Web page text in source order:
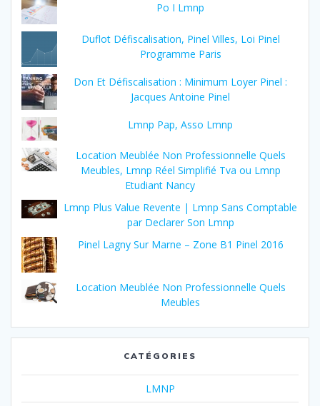
Po I Lmnp
Duflot Défiscalisation, Pinel Villes, Loi Pinel
Programme Paris
Don Et Défiscalisation : Minimum Loyer Pinel :
Jacques Antoine Pinel
Lmnp Pap, Asso Lmnp
Location Meublée Non Professionnelle Quels
Meubles, Lmnp Réel Simplifié Tva ou Lmnp
Etudiant Nancy
Lmnp Plus Value Revente | Lmnp Sans Comptable
par Declarer Son Lmnp
Pinel Lagny Sur Marne – Zone B1 Pinel 2016
Location Meublée Non Professionnelle Quels
Meubles
CATÉGORIES
LMNP